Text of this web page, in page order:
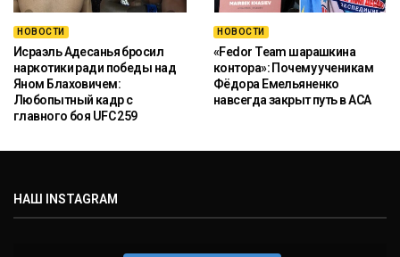
НОВОСТИ
Исраэль Адесанья бросил
наркотики ради победы над
Яном Блаховичем:
Любопытный кадр с
главного боя UFC 259
НОВОСТИ
«Fedor Team шарашкина
контора»: Почему ученикам
Фёдора Емельяненко
навсегда закрыт путь в ACA
НАШ INSTAGRAM